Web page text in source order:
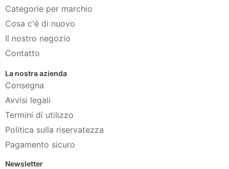
Categorie per marchio
Cosa c'è di nuovo
Il nostro negozio
Contatto
La nostra azienda
Consegna
Avvisi legali
Termini di utilizzo
Politica sulla riservatezza
Pagamento sicuro
Newsletter